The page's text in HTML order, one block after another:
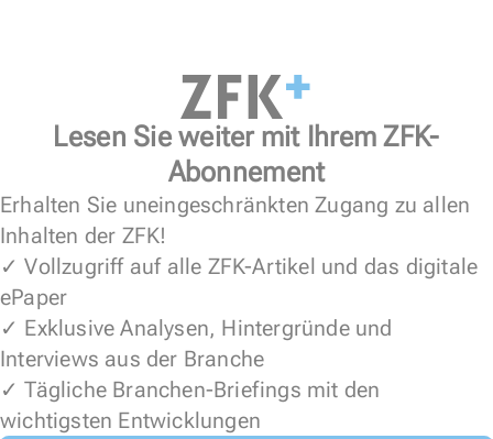
Lesen Sie weiter mit Ihrem ZFK-
Abonnement
Erhalten Sie uneingeschränkten Zugang zu allen
Inhalten der ZFK!
✓ Vollzugriff auf alle ZFK-Artikel und das digitale
ePaper
✓ Exklusive Analysen, Hintergründe und
Interviews aus der Branche
✓ Tägliche Branchen-Briefings mit den
wichtigsten Entwicklungen